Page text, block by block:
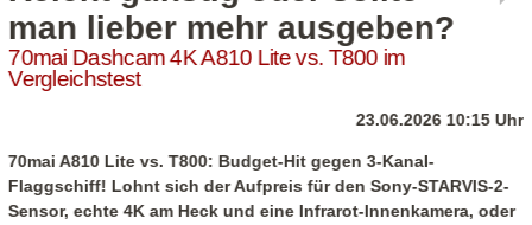
man lieber mehr ausgeben?
70mai Dashcam 4K A810 Lite vs. T800 im
Vergleichstest
23.06.2026 10:15 Uhr
70mai A810 Lite vs. T800: Budget-Hit gegen 3-Kanal-
Flaggschiff! Lohnt sich der Aufpreis für den Sony-STARVIS-2-
Sensor, echte 4K am Heck und eine Infrarot-Innenkamera, oder